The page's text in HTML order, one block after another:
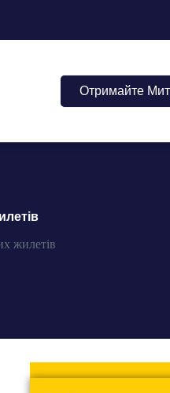
Отримайте
жилетів